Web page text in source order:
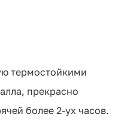
термостойкими
прекрасно
более 2-ух часов.